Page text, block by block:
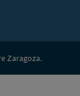
Zaragoza.